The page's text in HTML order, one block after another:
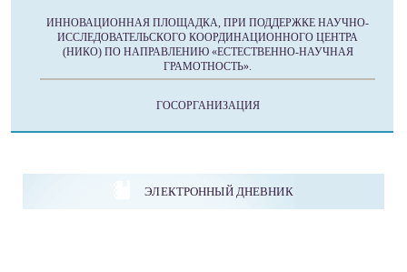
ИННОВАЦИОННАЯ ПЛОЩАДКА, ПРИ ПОДДЕРЖКЕ НАУЧНО-
ИССЛЕДОВАТЕЛЬСКОГО КООРДИНАЦИОННОГО ЦЕНТРА
(НИКО) ПО НАПРАВЛЕНИЮ «ЕСТЕСТВЕННО-НАУЧНАЯ
ГРАМОТНОСТЬ».
ГОСОРГАНИЗАЦИЯ
ЭЛЕКТРОННЫЙ ДНЕВНИК